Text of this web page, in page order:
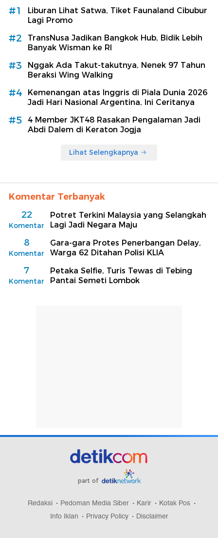
#1
Liburan Lihat Satwa, Tiket Faunaland Cibubur
Lagi Promo
#2
TransNusa Jadikan Bangkok Hub, Bidik Lebih
Banyak Wisman ke RI
#3
Nggak Ada Takut-takutnya, Nenek 97 Tahun
Beraksi Wing Walking
#4
Kemenangan atas Inggris di Piala Dunia 2026
Jadi Hari Nasional Argentina, Ini Ceritanya
#5
4 Member JKT48 Rasakan Pengalaman Jadi
Abdi Dalem di Keraton Jogja
Lihat Selengkapnya
Komentar Terbanyak
22
Komentar
Potret Terkini Malaysia yang Selangkah
Lagi Jadi Negara Maju
8
Komentar
Gara-gara Protes Penerbangan Delay,
Warga 62 Ditahan Polisi KLIA
7
Komentar
Petaka Selfie, Turis Tewas di Tebing
Pantai Semeti Lombok
part of
Redaksi Pedoman Media Siber Karir
Kotak Pos
Info Iklan
Privacy Policy Disclaimer